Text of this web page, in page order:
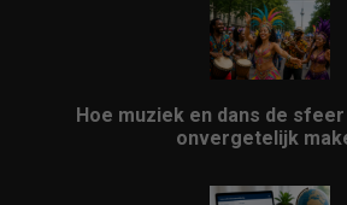
Hoe muziek en dans de sfeer
onvergetelijk